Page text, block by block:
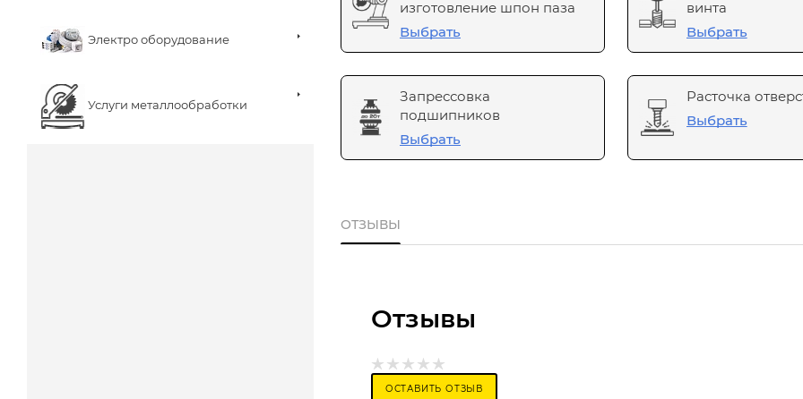
Электро оборудование
Услуги металлообработки
изготовление шпон паза
Выбрать
винта
Выбрать
Запрессовка
подшипников
Выбрать
Расточка
Выбрать
ОТЗЫВЫ
Отзывы
ОСТАВИТЬ ОТЗЫВ